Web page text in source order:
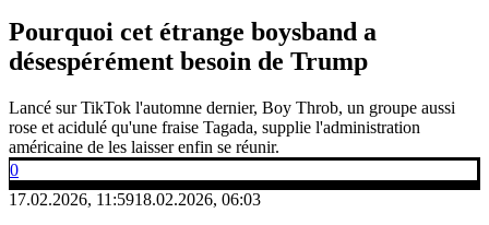
Pourquoi cet étrange boysband a
désespérément besoin de Trump
Lancé sur TikTok l'automne dernier, Boy Throb, un groupe aussi
rose et acidulé qu'une fraise Tagada, supplie l'administration
américaine de les laisser enfin se réunir.
0
17.02.2026, 11:5918.02.2026, 06:03